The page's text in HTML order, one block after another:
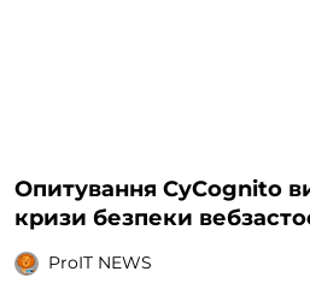
Опитування CyCognito
кризи безпеки
ProIT NEWS